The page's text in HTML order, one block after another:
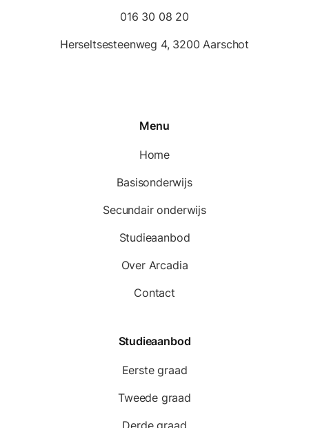
016 30 08 20
Herseltsesteenweg 4, 3200 Aarschot
Menu
Home
Basisonderwijs
Secundair onderwijs
Studieaanbod
Over Arcadia
Contact
Studieaanbod
Eerste graad
Tweede graad
Derde graad